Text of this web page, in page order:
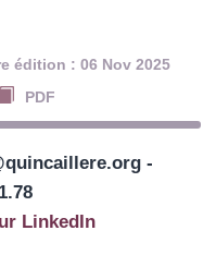
édition : 06 Nov 2025
PDF
-
LinkedIn